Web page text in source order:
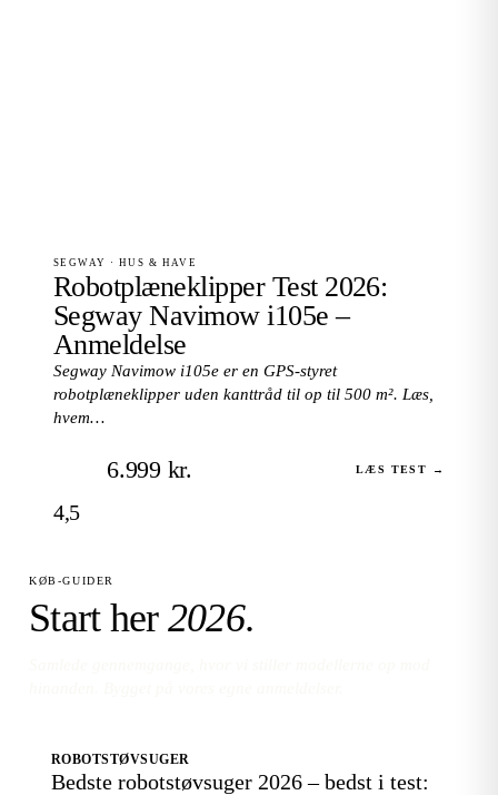
SEGWAY · HUS & HAVE
Robotplæneklipper Test 2026:
Segway Navimow i105e –
Anmeldelse
Segway Navimow i105e er en GPS-styret
robotplæneklipper uden kanttråd til op til 500 m². Læs,
hvem…
4,5
6.999 kr. LÆS TEST →
KØB-GUIDER
Start her 2026.
ROBOTSTØVSUGER
Bedste robotstøvsuger 2026 – bedst i test: